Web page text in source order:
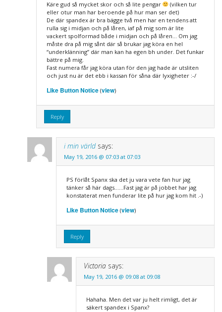
Käre gud så mycket skor och så lite pengar
(vilken tur
eller otur man har beroende på hur man ser det)
De där spandex är bra bägge två men har en tendens att
rulla sig i midjan och på låren, iaf på mig som är lite
vackert spolformad både i midjan och på låren… Om jag
måste dra på mig sånt där så brukar jag köra en hel
“underklänning” där man kan ha egen bh under. Det funkar
bättre på mig.
Fast numera får jag köra utan för den jag hade är utsliten
och just nu är det ebb i kassan för såna där lyxigheter :-/
Like Button Notice(view)
Reply
i min värld says:
May 19, 2016 @ 07:03 at 07:03
PS förlåt Spanx ska det ju vara vete fan hur jag
tänker så här dags……Fast jag är på jobbet har jag
konstaterat men funderar lite på hur jag kom hit .-)
Like Button Notice(view)
Reply
Victoria says:
May 19, 2016 @ 09:08 at 09:08
Hahaha. Men det var ju helt rimligt, det är
säkert spandex i Spanx?